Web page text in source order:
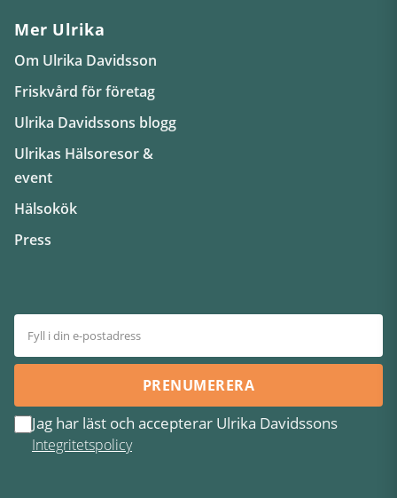
Mer Ulrika
Om Ulrika Davidsson
Friskvård för företag
Ulrika Davidssons blogg
Ulrikas Hälsoresor &
event
Hälsokök
Press
PRENUMERERA
Jag har läst och accepterar Ulrika Davidssons
Integritetspolicy